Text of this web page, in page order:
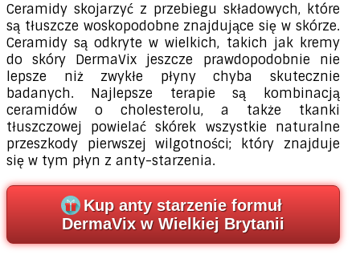
Ceramidy skojarzyć z przebiegu składowych, które
są tłuszcze woskopodobne znajdujące się w skórze.
Ceramidy są odkryte w wielkich, takich jak kremy
do skóry DermaVix jeszcze prawdopodobnie nie
lepsze niż zwykłe płyny chyba skutecznie
badanych. Najlepsze terapie są kombinacją
ceramidów o cholesterolu, a także tkanki
tłuszczowej powielać skórek wszystkie naturalne
przeszkody pierwszej wilgotności; który znajduje
się w tym płyn z anty-starzenia.
Kup anty starzenie formuł
DermaVix w Wielkiej Brytanii